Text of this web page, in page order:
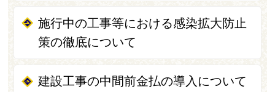
施行中の工事等における感染拡大防止
策の徹底について
建設工事の中間前金払の導入について